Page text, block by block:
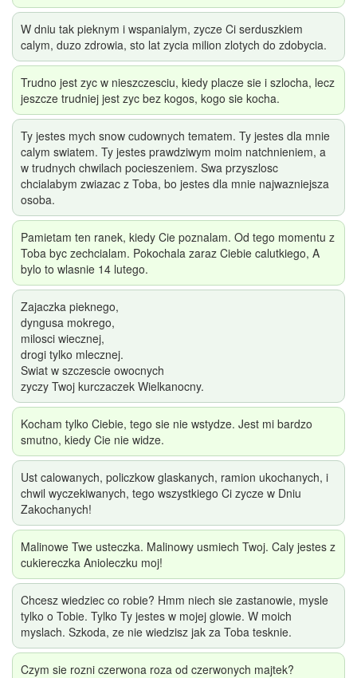
W dniu tak pieknym i wspanialym, zycze Ci serduszkiem
calym, duzo zdrowia, sto lat zycia milion zlotych do zdobycia.
Trudno jest zyc w nieszczesciu, kiedy placze sie i szlocha, lecz
jeszcze trudniej jest zyc bez kogos, kogo sie kocha.
Ty jestes mych snow cudownych tematem. Ty jestes dla mnie
calym swiatem. Ty jestes prawdziwym moim natchnieniem, a
w trudnych chwilach pocieszeniem. Swa przyszlosc
chcialabym zwiazac z Toba, bo jestes dla mnie najwazniejsza
osoba.
Pamietam ten ranek, kiedy Cie poznalam. Od tego momentu z
Toba byc zechcialam. Pokochala zaraz Ciebie calutkiego, A
bylo to wlasnie 14 lutego.
Zajaczka pieknego,
dyngusa mokrego,
milosci wiecznej,
drogi tylko mlecznej.
Swiat w szczescie owocnych
zyczy Twoj kurczaczek Wielkanocny.
Kocham tylko Ciebie, tego sie nie wstydze. Jest mi bardzo
smutno, kiedy Cie nie widze.
Ust calowanych, policzkow glaskanych, ramion ukochanych, i
chwil wyczekiwanych, tego wszystkiego Ci zycze w Dniu
Zakochanych!
Malinowe Twe usteczka. Malinowy usmiech Twoj. Caly jestes z
cukiereczka Anioleczku moj!
Chcesz wiedziec co robie? Hmm niech sie zastanowie, mysle
tylko o Tobie. Tylko Ty jestes w mojej glowie. W moich
myslach. Szkoda, ze nie wiedzisz jak za Toba tesknie.
Czym sie rozni czerwona roza od czerwonych majtek?